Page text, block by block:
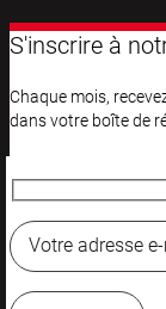
S'inscrire à
Chaque mois,
dans votre boîte de